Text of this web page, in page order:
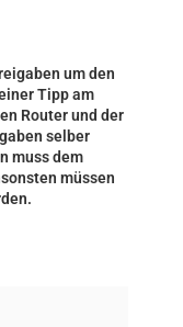
um den
Tipp am
Router und der
selber
muss dem
müssen